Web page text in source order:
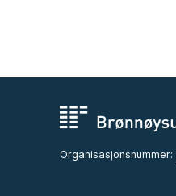
Organisasjonsnummer: